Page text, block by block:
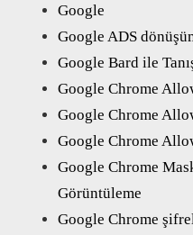
Google
Google ADS
Google Bard ile
Google Chrome
Google Chrome
Google Chrome
Google Chrome
Görüntüleme
Google Chrome